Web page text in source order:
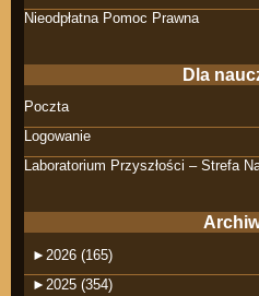
Nieodpłatna Pomoc Prawna
Dla
Poczta
Logowanie
Laboratorium Przyszłości – Strefa
► 2026 (165)
► 2025 (354)